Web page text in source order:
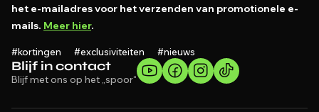
Blijf in contact
Blijf met ons op het „spoor“
het e-mailadres voor het verzenden van promotionele e-
mails. Meer hier.
#kortingen #exclusiviteiten #nieuws